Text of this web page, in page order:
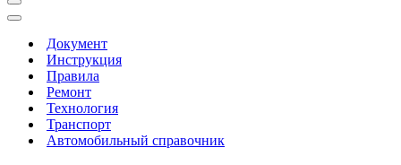
Меню
навигации
Меню
навигацииДокумент
Инструкция
Правила
Ремонт
Технология
Транспорт
Автомобильный справочник